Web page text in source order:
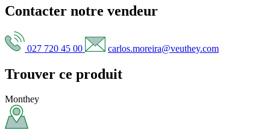
Contacter notre vendeur
027 720 45 00 carlos.moreira@veuthey.com
Trouver ce produit
Monthey